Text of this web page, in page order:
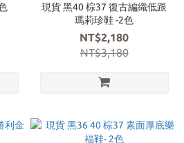
現貨 黑40 棕37 復古編織低跟
瑪莉珍鞋 -2色
NT$2,180
NT$3,180